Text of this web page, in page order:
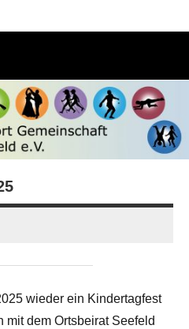
wieder ein Kindertagfest
mit dem Ortsbeirat Seefeld